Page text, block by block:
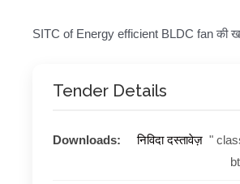
SITC of Energy efficient BLDC fan की
Tender Details
Downloads: निविदा दस्तावेज़ "